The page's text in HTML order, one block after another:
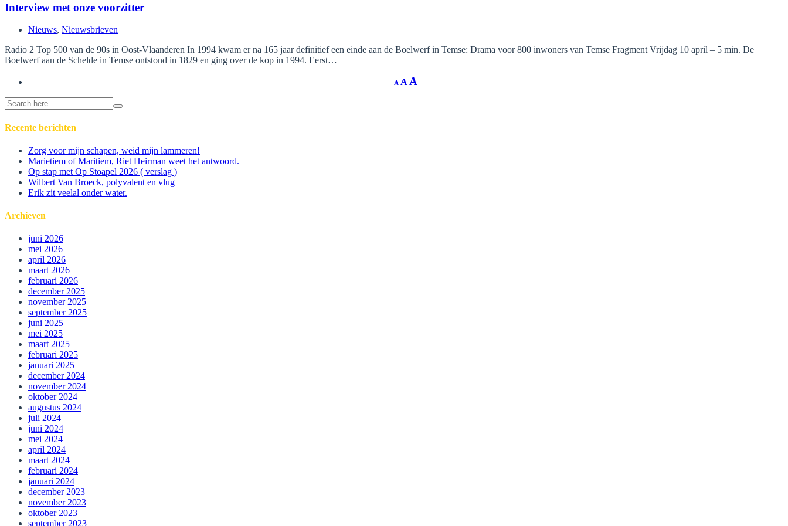
Interview met onze voorzitter
Nieuws, Nieuwsbrieven
Radio 2 Top 500 van de 90s in Oost-Vlaanderen In 1994 kwam er na 165 jaar definitief een einde aan de Boelwerf in Temse: Drama voor 800 inwoners van Temse Fragment Vrijdag 10 april – 5 min. De
Boelwerf aan de Schelde in Temse ontstond in 1829 en ging over de kop in 1994. Eerst…
A A A
Search
for:
Recente berichten
Zorg voor mijn schapen, weid mijn lammeren!
Marietiem of Maritiem, Riet Heirman weet het antwoord.
Op stap met Op Stoapel 2026 ( verslag )
Wilbert Van Broeck, polyvalent en vlug
Erik zit veelal onder water.
Archieven
juni 2026
mei 2026
april 2026
maart 2026
februari 2026
december 2025
november 2025
september 2025
juni 2025
mei 2025
maart 2025
februari 2025
januari 2025
december 2024
november 2024
oktober 2024
augustus 2024
juli 2024
juni 2024
mei 2024
april 2024
maart 2024
februari 2024
januari 2024
december 2023
november 2023
oktober 2023
september 2023